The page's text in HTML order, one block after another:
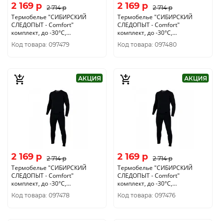
2 169 p 2 714 p
Термобелье "CИБИРСКИЙ
СЛЕДОПЫТ - Comfort"
комплект, до -30°С,
двухслойное, р.56
Код товара: 097479
2 169 p 2 714 p
Термобелье "CИБИРСКИЙ
СЛЕДОПЫТ - Comfort"
комплект, до -30°С,
двухслойное, р.58
Код товара: 097480
АКЦИЯ
2 169 p 2 714 p
Термобелье "CИБИРСКИЙ
СЛЕДОПЫТ - Comfort"
комплект, до -30°С,
двухслойное, р.54
Код товара: 097478
АКЦИЯ
2 169 p 2 714 p
Термобелье "CИБИРСКИЙ
СЛЕДОПЫТ - Comfort"
комплект, до -30°С,
двухслойное, р.46
Код товара: 097476